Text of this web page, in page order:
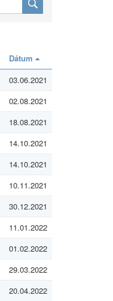
Dátum
03.06.2021
02.08.2021
18.08.2021
14.10.2021
14.10.2021
10.11.2021
30.12.2021
11.01.2022
01.02.2022
29.03.2022
20.04.2022